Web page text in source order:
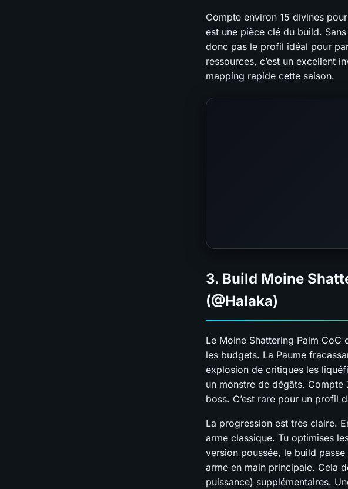
Compte environ 15 divines
est une pièce clé du build.
donc pas le profil idéal pour
ressources, c’est un excellent
mapping rapide cette saison.
3. Build Moine
(@Halaka)
Le Moine Shattering Palm CoC
les budgets. La Paume
explosion de critiques les
un monstre de dégâts.
boss. C’est rare pour un profil
La progression est très claire.
arme classique. Tu optimises
version poussée, le build
arme en main principale. Cela
puissance) supplémentaires.